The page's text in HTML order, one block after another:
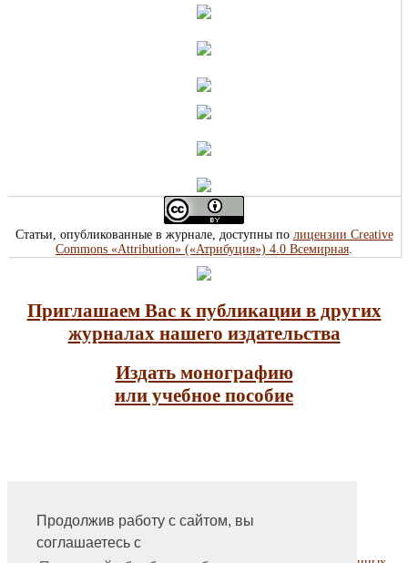
Продолжив работу с сайтом, вы
соглашаетесь с
Статьи, опубликованные в журнале, доступны по лицензии Creative
Commons «Attribution» («Атрибуция») 4.0 Всемирная
Приглашаем Вас к публикации в других
журналах нашего издательства
Издать монографию
или учебное пособие
Контакты, учредитель, редакция